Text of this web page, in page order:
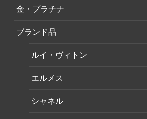
金・プラチナ
ブランド品
ルイ・ヴィトン
エルメス
シャネル